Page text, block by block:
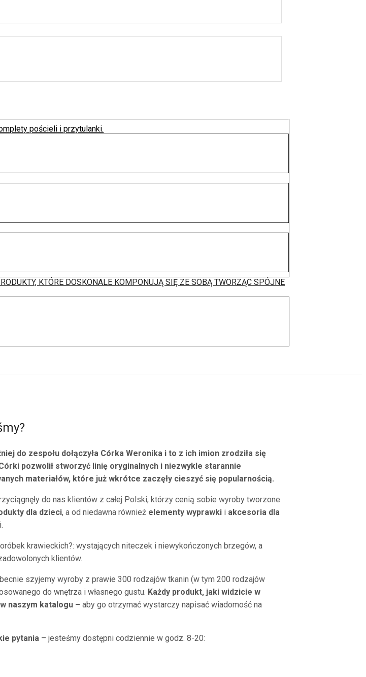
pościeli i przytulanki.
KTÓRE DOSKONALE KOMPONUJĄ SIĘ ZE SOBĄ TWORZĄC SPÓJNE
do zespołu dołączyła Córka Weronika i to z ich imion zrodziła się
pozwolił stworzyć linię oryginalnych i niezwykle starannie
materiałów, które już wkrótce zaczęły cieszyć się popularnością.
do nas klientów z całej Polski, którzy cenią sobie wyroby tworzone
dla dzieci, a od niedawna również elementy wyprawki i akcesoria dla
krawieckich?: wystających niteczek i niewykończonych brzegów, a
klientów.
szyjemy wyroby z prawie 300 rodzajów tkanin (w tym 200 rodzajów
do wnętrza i własnego gustu. Każdy produkt, jaki widzicie w
naszym katalogu – aby go otrzymać wystarczy napisać wiadomość na
pytania – jesteśmy dostępni codziennie w godz. 8-20: